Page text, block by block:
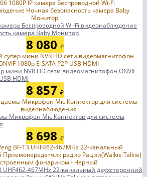
камера Беспроводной Wi-Fi видеонаблюдение
камера Baby Монитор
8 080 ₽
мини NVR HD сети видеомагнитофон ONVIF
HDMI
8 857 ₽
Микрофон Mic Коннектор для системы
8 698 ₽
UHF462-467MHz 22-канальный двухсторонний